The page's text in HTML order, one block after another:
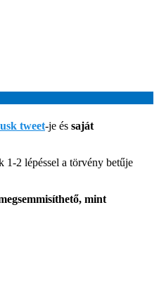
tweet-je és saját
1-2 lépéssel a törvény betűje
mint